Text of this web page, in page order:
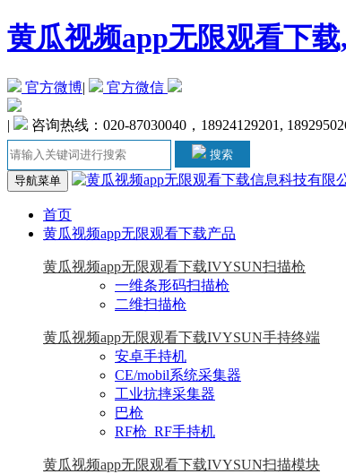
黄瓜视频app无限观看下
官方微博| 官方微信
| 咨询热线：020-87030040，18924129201,
搜索
导航菜单
首页
黄瓜视频app无限观看下载产品
黄瓜视频app无限观看下载IVYSUN扫描枪
一维条形码扫描枪
二维扫描枪
黄瓜视频app无限观看下载IVYSUN手持终端
安卓手持机
CE/mobil系统采集器
工业抗摔采集器
巴枪
RF枪_RF手持机
黄瓜视频app无限观看下载IVYSUN扫描模块